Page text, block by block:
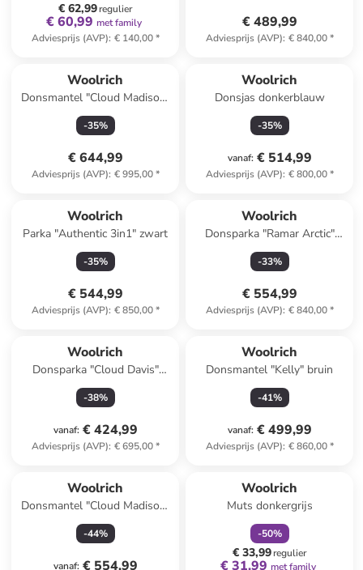
€ 62,99regulier
€ 60,99 met family
Adviesprijs (AVP): € 140,00*
€ 489,99
Adviesprijs (AVP): € 840,00*
Woolrich
Donsmantel "Cloud Madison"
donkerblauw
-35%
€ 644,99
Adviesprijs (AVP): € 995,00*
Woolrich
Donsjas donkerblauw
-35%
vanaf: € 514,99
Adviesprijs (AVP): € 800,00*
Woolrich
Parka "Authentic 3in1" zwart
-35%
€ 544,99
Adviesprijs (AVP): € 850,00*
Woolrich
Donsparka "Ramar Arctic"
donkerblauw
-33%
€ 554,99
Adviesprijs (AVP): € 840,00*
Woolrich
Donsparka "Cloud Davis"
zwart
-38%
vanaf: € 424,99
Adviesprijs (AVP): € 695,00*
Woolrich
Donsmantel "Kelly" bruin
-41%
vanaf: € 499,99
Adviesprijs (AVP): € 860,00*
Woolrich
Donsmantel "Cloud Madison"
crème
-44%
vanaf: € 554,99
Woolrich
Muts donkergrijs
-50%
€ 33,99regulier
€ 31,99 met family